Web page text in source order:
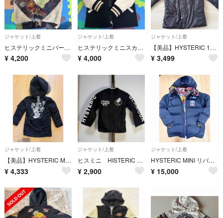
ジャケット/上着
ヒステリックミニパーカー
¥ 4,200
ジャケット/上着
ヒステリックミニスカジャン
¥ 4,000
ジャケット/上着
【美品】HYSTERIC 120cm 黒
¥ 3,499
ジャケット/上着
【美品】HYSTERIC MINI ダウン アウター
¥ 4,333
ジャケット/上着
ヒスミニ HISTERIC MiNI ナイロンジャケット100cm
¥ 2,900
ジャケット/上着
HYSTERIC MINI リバーシブル ダウン 130㎝
¥ 15,000